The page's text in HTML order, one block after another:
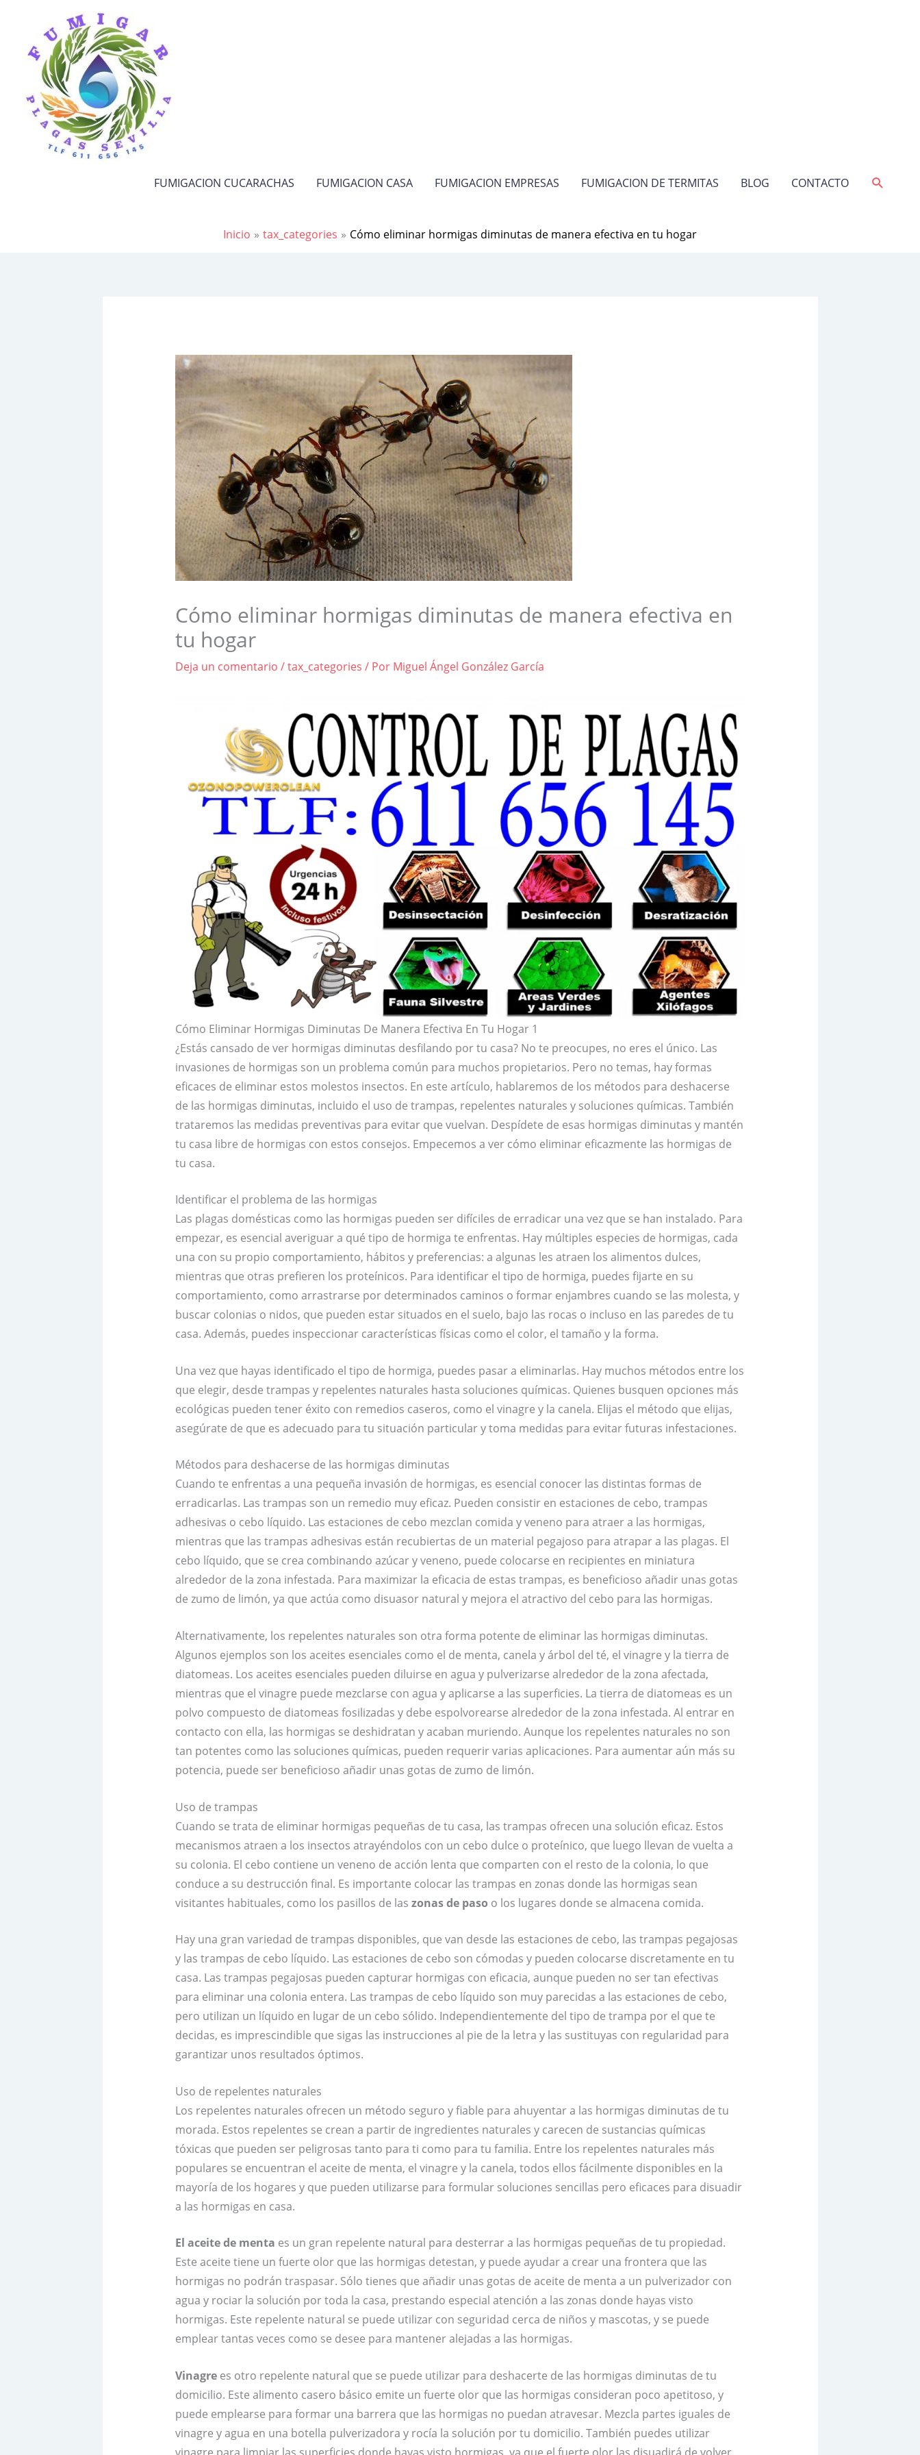
contenido
FUMIGACION CUCARACHAS FUMIGACION CASA FUMIGACION EMPRESAS FUMIGACION DE TERMITAS BLOG CONTACTO Buscar
Inicio tax_categories Cómo eliminar hormigas diminutas de manera efectiva en tu hogar
Cómo eliminar hormigas diminutas de manera efectiva en
tu hogar
Deja un comentario /tax_categories / Por Miguel Ángel González García
Cómo Eliminar Hormigas Diminutas De Manera Efectiva En Tu Hogar 1
¿Estás cansado de ver hormigas diminutas desfilando por tu casa? No te preocupes, no eres el único. Las
invasiones de hormigas son un problema común para muchos propietarios. Pero no temas, hay formas
eficaces de eliminar estos molestos insectos. En este artículo, hablaremos de los métodos para deshacerse
de las hormigas diminutas, incluido el uso de trampas, repelentes naturales y soluciones químicas. También
trataremos las medidas preventivas para evitar que vuelvan. Despídete de esas hormigas diminutas y mantén
tu casa libre de hormigas con estos consejos. Empecemos a ver cómo eliminar eficazmente las hormigas de
tu casa.
Identificar el problema de las hormigas
Las plagas domésticas como las hormigas pueden ser difíciles de erradicar una vez que se han instalado. Para
empezar, es esencial averiguar a qué tipo de hormiga te enfrentas. Hay múltiples especies de hormigas, cada
una con su propio comportamiento, hábitos y preferencias: a algunas les atraen los alimentos dulces,
mientras que otras prefieren los proteínicos. Para identificar el tipo de hormiga, puedes fijarte en su
comportamiento, como arrastrarse por determinados caminos o formar enjambres cuando se las molesta, y
buscar colonias o nidos, que pueden estar situados en el suelo, bajo las rocas o incluso en las paredes de tu
casa. Además, puedes inspeccionar características físicas como el color, el tamaño y la forma.
Una vez que hayas identificado el tipo de hormiga, puedes pasar a eliminarlas. Hay muchos métodos entre los
que elegir, desde trampas y repelentes naturales hasta soluciones químicas. Quienes busquen opciones más
ecológicas pueden tener éxito con remedios caseros, como el vinagre y la canela. Elijas el método que elijas,
asegúrate de que es adecuado para tu situación particular y toma medidas para evitar futuras infestaciones.
Métodos para deshacerse de las hormigas diminutas
Cuando te enfrentas a una pequeña invasión de hormigas, es esencial conocer las distintas formas de
erradicarlas. Las trampas son un remedio muy eficaz. Pueden consistir en estaciones de cebo, trampas
adhesivas o cebo líquido. Las estaciones de cebo mezclan comida y veneno para atraer a las hormigas,
mientras que las trampas adhesivas están recubiertas de un material pegajoso para atrapar a las plagas. El
cebo líquido, que se crea combinando azúcar y veneno, puede colocarse en recipientes en miniatura
alrededor de la zona infestada. Para maximizar la eficacia de estas trampas, es beneficioso añadir unas gotas
de zumo de limón, ya que actúa como disuasor natural y mejora el atractivo del cebo para las hormigas.
Alternativamente, los repelentes naturales son otra forma potente de eliminar las hormigas diminutas.
Algunos ejemplos son los aceites esenciales como el de menta, canela y árbol del té, el vinagre y la tierra de
diatomeas. Los aceites esenciales pueden diluirse en agua y pulverizarse alrededor de la zona afectada,
mientras que el vinagre puede mezclarse con agua y aplicarse a las superficies. La tierra de diatomeas es un
polvo compuesto de diatomeas fosilizadas y debe espolvorearse alrededor de la zona infestada. Al entrar en
contacto con ella, las hormigas se deshidratan y acaban muriendo. Aunque los repelentes naturales no son
tan potentes como las soluciones químicas, pueden requerir varias aplicaciones. Para aumentar aún más su
potencia, puede ser beneficioso añadir unas gotas de zumo de limón.
Uso de trampas
Cuando se trata de eliminar hormigas pequeñas de tu casa, las trampas ofrecen una solución eficaz. Estos
mecanismos atraen a los insectos atrayéndolos con un cebo dulce o proteínico, que luego llevan de vuelta a
su colonia. El cebo contiene un veneno de acción lenta que comparten con el resto de la colonia, lo que
conduce a su destrucción final. Es importante colocar las trampas en zonas donde las hormigas sean
visitantes habituales, como los pasillos de laszonas de paso o los lugares donde se almacena comida.
Hay una gran variedad de trampas disponibles, que van desde las estaciones de cebo, las trampas pegajosas
y las trampas de cebo líquido. Las estaciones de cebo son cómodas y pueden colocarse discretamente en tu
casa. Las trampas pegajosas pueden capturar hormigas con eficacia, aunque pueden no ser tan efectivas
para eliminar una colonia entera. Las trampas de cebo líquido son muy parecidas a las estaciones de cebo,
pero utilizan un líquido en lugar de un cebo sólido. Independientemente del tipo de trampa por el que te
decidas, es imprescindible que sigas las instrucciones al pie de la letra y las sustituyas con regularidad para
garantizar unos resultados óptimos.
Uso de repelentes naturales
Los repelentes naturales ofrecen un método seguro y fiable para ahuyentar a las hormigas diminutas de tu
morada. Estos repelentes se crean a partir de ingredientes naturales y carecen de sustancias químicas
tóxicas que pueden ser peligrosas tanto para ti como para tu familia. Entre los repelentes naturales más
populares se encuentran el aceite de menta, el vinagre y la canela, todos ellos fácilmente disponibles en la
mayoría de los hogares y que pueden utilizarse para formular soluciones sencillas pero eficaces para disuadir
a las hormigas en casa.
El aceite de menta es un gran repelente natural para desterrar a las hormigas pequeñas de tu propiedad.
Este aceite tiene un fuerte olor que las hormigas detestan, y puede ayudar a crear una frontera que las
hormigas no podrán traspasar. Sólo tienes que añadir unas gotas de aceite de menta a un pulverizador con
agua y rociar la solución por toda la casa, prestando especial atención a las zonas donde hayas visto
hormigas. Este repelente natural se puede utilizar con seguridad cerca de niños y mascotas, y se puede
emplear tantas veces como se desee para mantener alejadas a las hormigas.
Vinagre es otro repelente natural que se puede utilizar para deshacerte de las hormigas diminutas de tu
domicilio. Este alimento casero básico emite un fuerte olor que las hormigas consideran poco apetitoso, y
puede emplearse para formar una barrera que las hormigas no puedan atravesar. Mezcla partes iguales de
vinagre y agua en una botella pulverizadora y rocía la solución por tu domicilio. También puedes utilizar